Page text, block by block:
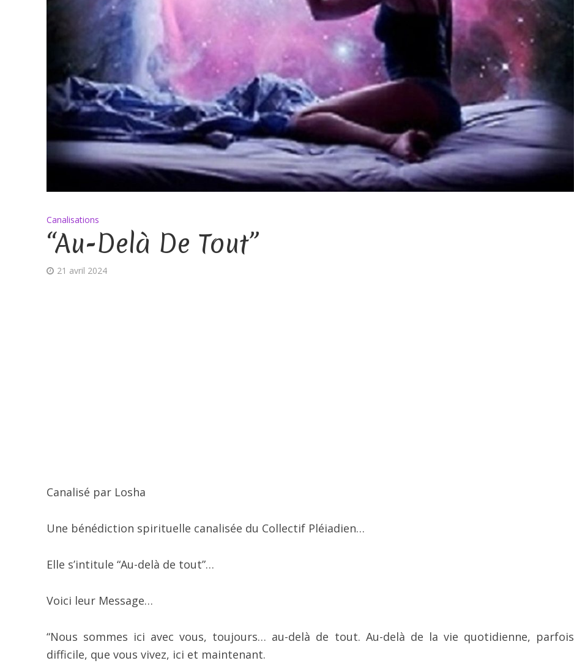
Canalisations
“Au-Delà De Tout”
21 avril 2024
Canalisé par Losha
Une bénédiction spirituelle canalisée du Collectif Pléiadien…
Elle s’intitule “Au-delà de tout”…
Voici leur Message…
“Nous sommes ici avec vous, toujours… au-delà de tout. Au-delà de la vie quotidienne, parfois
difficile, que vous vivez, ici et maintenant.